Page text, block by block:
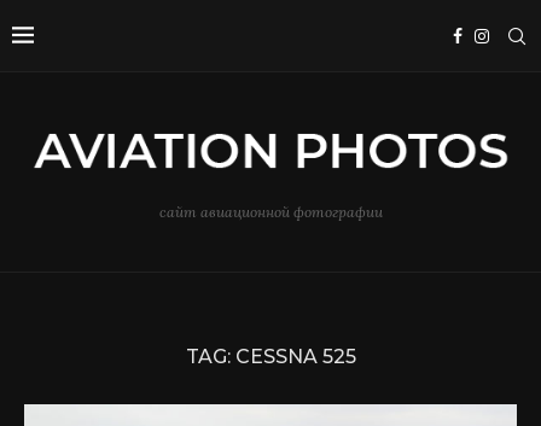
сайт авиационной фотографии
TAG: CESSNA 525